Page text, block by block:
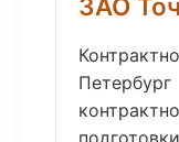
ЗАО
Петербург